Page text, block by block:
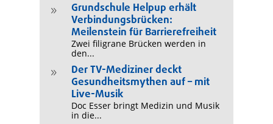
9
Grundschule Helpup erhält
Verbindungsbrücken:
Meilenstein für Barrierefreiheit
Zwei filigrane Brücken werden in
den...
9
Der TV-Mediziner deckt
Gesundheitsmythen auf – mit
Live-Musik
Doc Esser bringt Medizin und Musik
in die...